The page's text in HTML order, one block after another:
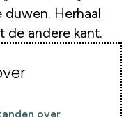
duwen. Herhaal
de andere kant.
over